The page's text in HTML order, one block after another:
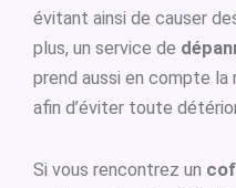
évitant ainsi de causer
plus, un service de
prend aussi en compte la
afin d’éviter toute
Si vous rencontrez un